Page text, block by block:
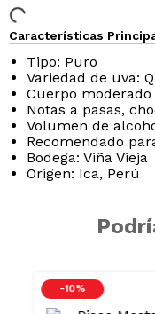
Características
Tipo: Puro
Variedad de uva:
Cuerpo moderado
Notas a pasas,
Volumen de
Recomendado
Bodega: Viña Vieja
Origen: Ica, Perú
-10 %